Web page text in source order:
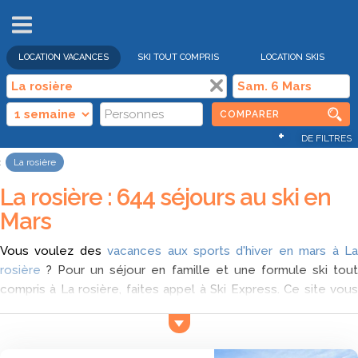
LOCATION VACANCES SKI TOUT COMPRIS LOCATION SKIS
COMPARER
+ DE FILTRES
La rosière
La rosière : 644 séjours au ski en
Mars
Vous voulez desvacances aux sports d'hiver en mars à La
rosière ? Pour un séjour en famille et une formule ski tout
compris à La rosière, faites appel à Ski Express. Ce site vous
compris à La rosière en mars et de trouver parmi les offres